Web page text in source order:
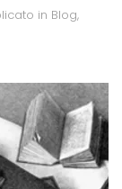
in Blog,